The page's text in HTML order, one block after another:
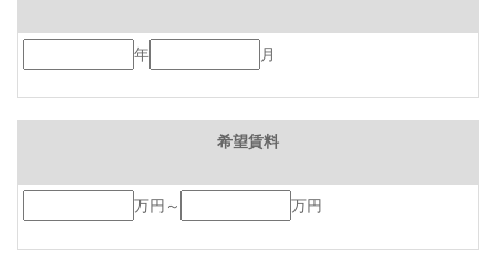
年 月
希望賃料
万円～ 万円